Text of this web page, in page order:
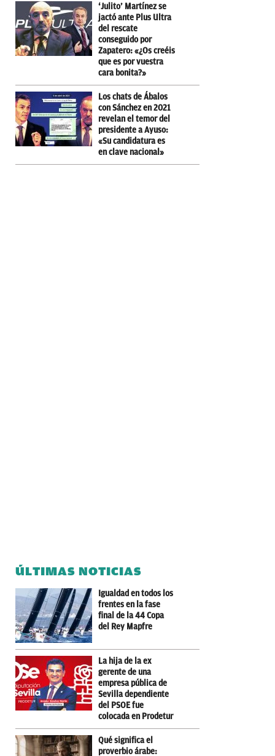
‘Julito’ Martínez se
jactó ante Plus Ultra
del rescate
conseguido por
Zapatero: «¿Os creéis
que es por vuestra
cara bonita?»
Los chats de Ábalos
con Sánchez en 2021
revelan el temor del
presidente a Ayuso:
«Su candidatura es
en clave nacional»
ÚLTIMAS NOTICIAS
Igualdad en todos los
frentes en la fase
final de la 44 Copa
del Rey Mapfre
La hija de la ex
gerente de una
empresa pública de
Sevilla dependiente
del PSOE fue
colocada en Prodetur
Qué significa el
proverbio árabe: